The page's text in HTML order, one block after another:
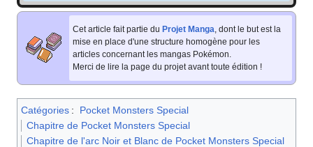
Cet article fait partie du Projet Manga, dont le but est la
mise en place d'une structure homogène pour les
articles concernant les mangas Pokémon.
Merci de lire la page du projet avant toute édition !
Catégories :
Pocket Monsters Special
Chapitre de Pocket Monsters Special
Chapitre de l'arc Noir et Blanc de Pocket Monsters Special